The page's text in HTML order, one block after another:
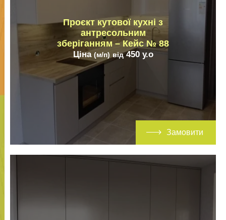
Проєкт кутової кухні з
антресольним
зберіганням – Кейс № 88
Ціна (м/п) від450 у.о
Замовити